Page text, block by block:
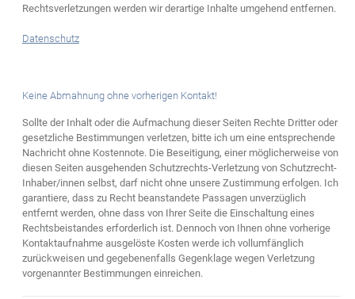
Rechtsverletzungen werden wir derartige Inhalte umgehend entfernen.
Datenschutz
Keine Abmahnung ohne vorherigen Kontakt!
Sollte der Inhalt oder die Aufmachung dieser Seiten Rechte Dritter oder
gesetzliche Bestimmungen verletzen, bitte ich um eine entsprechende
Nachricht ohne Kostennote. Die Beseitigung, einer möglicherweise von
diesen Seiten ausgehenden Schutzrechts-Verletzung von Schutzrecht-
Inhaber/innen selbst, darf nicht ohne unsere Zustimmung erfolgen. Ich
garantiere, dass zu Recht beanstandete Passagen unverzüglich
entfernt werden, ohne dass von Ihrer Seite die Einschaltung eines
Rechtsbeistandes erforderlich ist. Dennoch von Ihnen ohne vorherige
Kontaktaufnahme ausgelöste Kosten werde ich vollumfänglich
zurückweisen und gegebenenfalls Gegenklage wegen Verletzung
vorgenannter Bestimmungen einreichen.